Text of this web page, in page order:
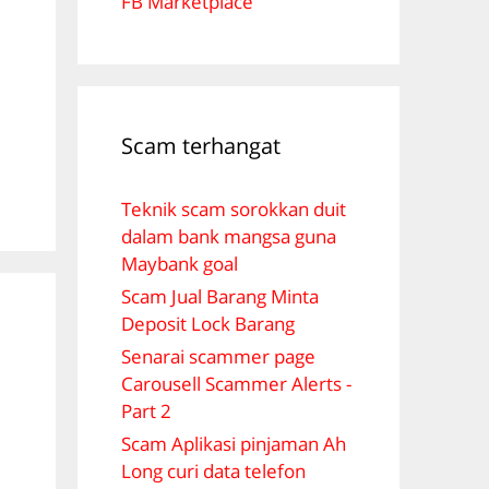
Scam terhangat
Teknik scam sorokkan duit
dalam bank mangsa guna
Maybank goal
Scam Jual Barang Minta
Deposit Lock Barang
Senarai scammer page
Carousell Scammer Alerts -
Part 2
Scam Aplikasi pinjaman Ah
Long curi data telefon